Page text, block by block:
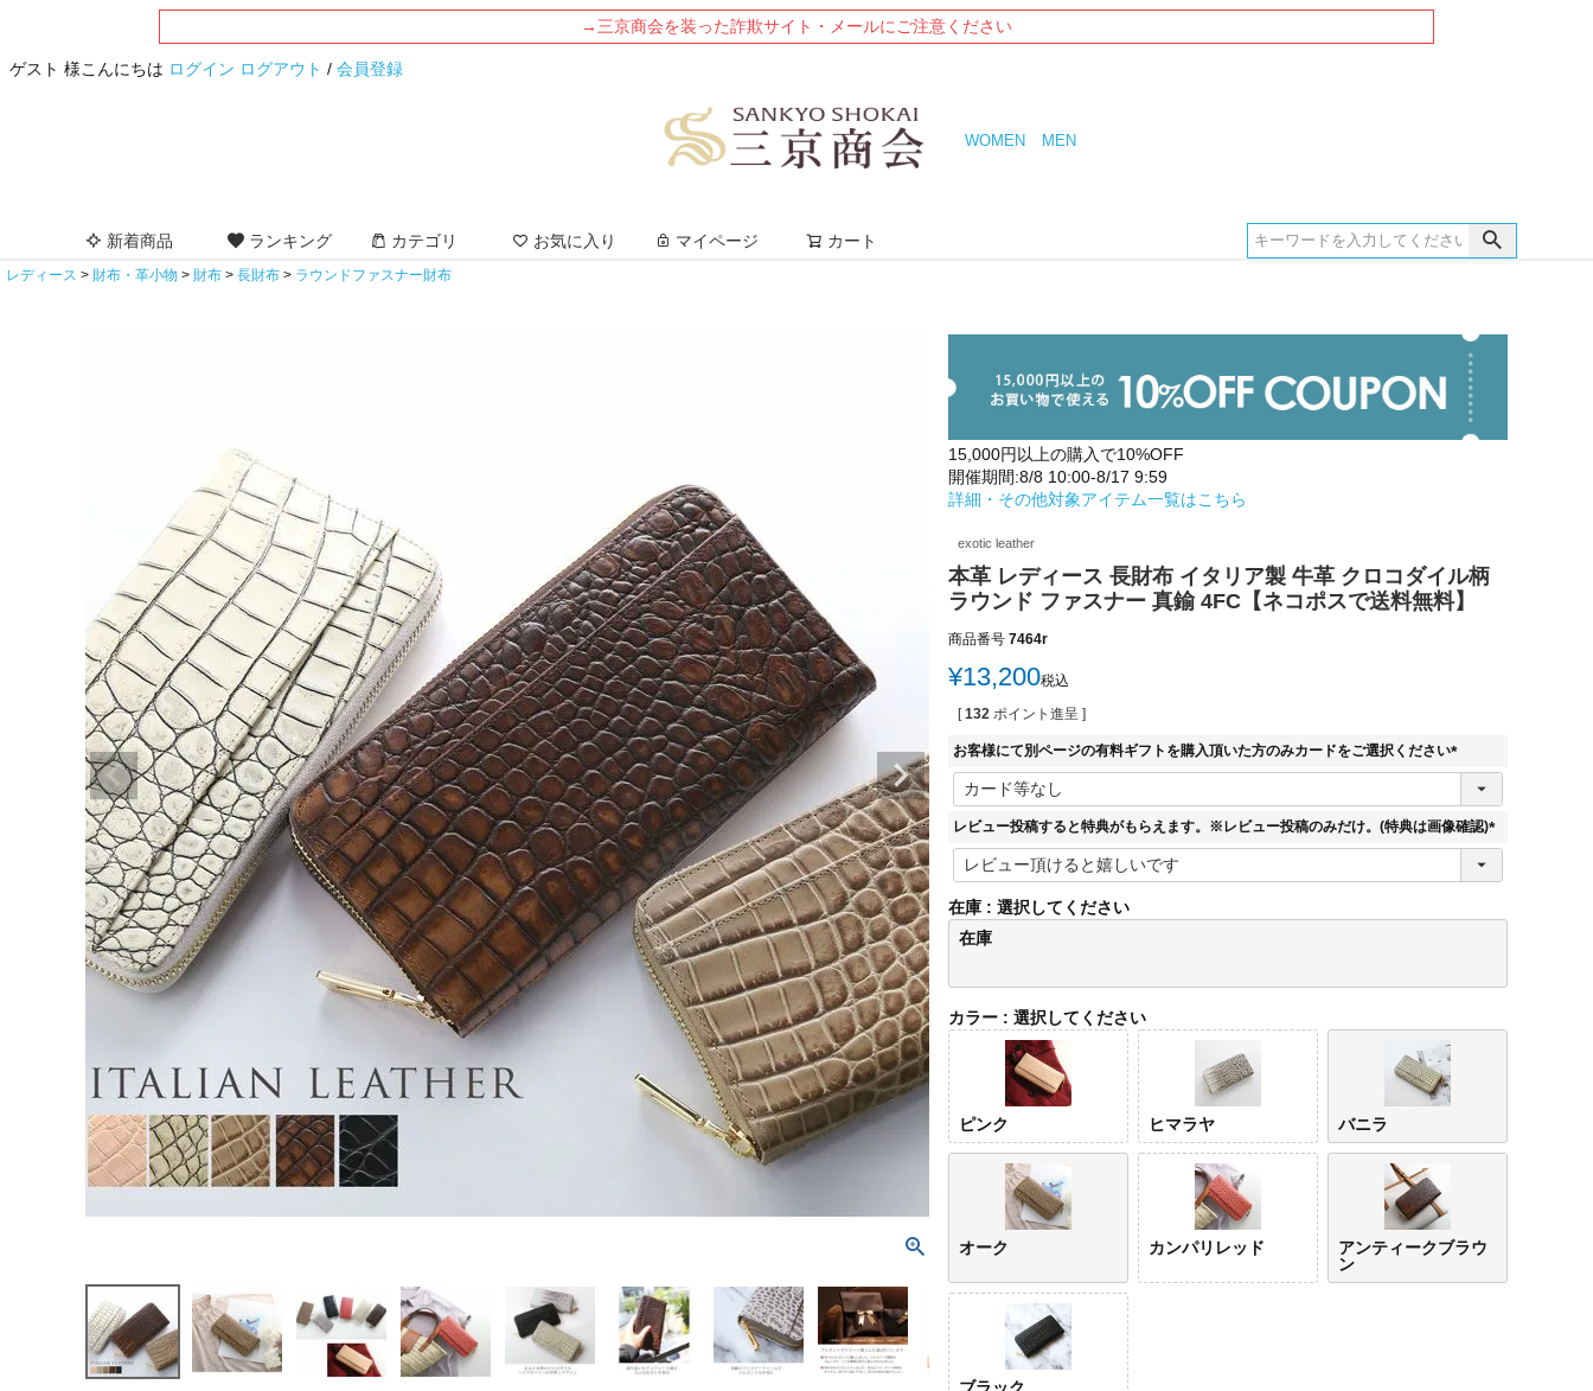
→三京商会を装った詐欺サイト・メールにご注意ください
ゲスト 様こんにちは ログイン ログアウト / 会員登録
WOMEN MEN
新着商品 ランキング カテゴリ お気に入り マイページ カート
レディース 財布・革小物 財布 長財布 ラウンドファスナー財布
15,000円以上の購入で10%OFF
開催期間:8/8 10:00-8/17 9:59
詳細・その他対象アイテム一覧はこちら
exotic leather
本革 レディース 長財布 イタリア製 牛革 クロコダイル柄
ラウンド ファスナー 真鍮 4FC【ネコポスで送料無料】
商品番号 7464r
¥13,200税込
[ 132 ポイント進呈 ]
お客様にて別ページの有料ギフトを購入頂いた方のみカードをご選択ください
(
須
レビュー投稿すると特典がもらえます。※レビュー投稿のみだけ。(特典は画像確認)
(
)
在庫
選択してください
在庫
カラー 選択してください
ピンク ヒマラヤ バニラ
オーク カンパリレッド
アンティークブラウ
ン